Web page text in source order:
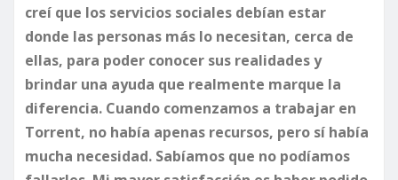
creí que los servicios sociales debían estar
donde las personas más lo necesitan, cerca de
ellas, para poder conocer sus realidades y
brindar una ayuda que realmente marque la
diferencia. Cuando comenzamos a trabajar en
Torrent, no había apenas recursos, pero sí había
mucha necesidad. Sabíamos que no podíamos